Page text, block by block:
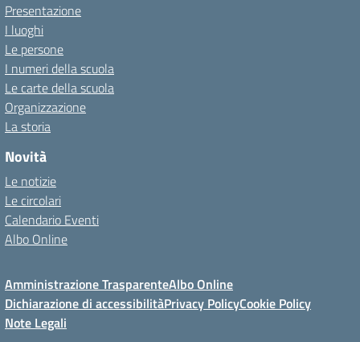
Presentazione
I luoghi
Le persone
I numeri della scuola
Le carte della scuola
Organizzazione
La storia
Novità
Le notizie
Le circolari
Calendario Eventi
Albo Online
Amministrazione TrasparenteAlbo Online
Dichiarazione di accessibilitàPrivacy PolicyCookie Policy
Note Legali